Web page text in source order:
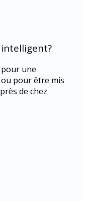
intelligent?
une
pour être mis
de chez